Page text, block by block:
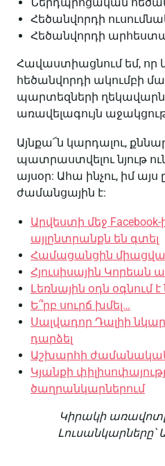
Հեծանվորդի
Հեծանվորդի
Հավաստիացնում եմ, որ
հեծանվորդի ակումբի
պարտեզների
առավելագույն
Այնքա՜ն կարդալու,
պատրաստվելու նյութ
այսօր: Ահա ինչու, իմ
ժամանցային է:
Արվեստի մեջ Facebook-
այլընտրանքն են գտել
Համացանցին
Հյուսիսային Կորեան
Լեռնային օդն օգնում է
Ե՞րբ սուրճ խմել…
Սալվադոր Դալիի
դարձել
Աշխարհի
Կյանքի
ծաղրանկարներում
Կիրակի
Լուսանկարները՝